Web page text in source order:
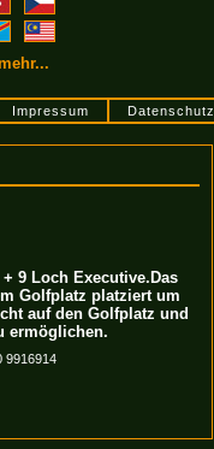
Impressum Datenschutz
9 Loch Executive.Das
Golfplatz platziert um
auf den Golfplatz und
ermöglichen.
9916914